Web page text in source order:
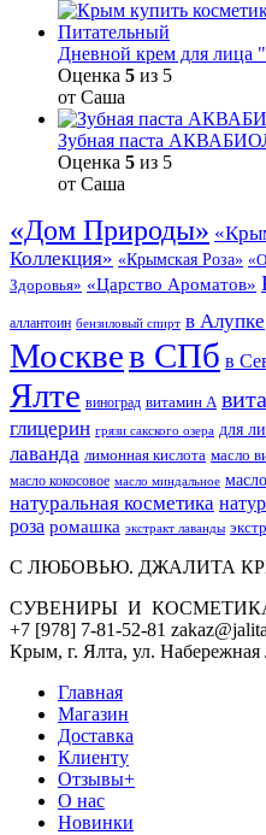
Дневной крем для лица
Оценка 5 из 5
от Саша
Зубная паста
Оценка 5 из 5
от Саша
«Дом Природы»
Коллекция» «Крымская Роза»
Здоровья» «Царство Ароматов»
аллантоин бензиловый спирт в Алупке
Москвев СПб в
Ялте виноград витамин А
глицерин грязи сакского озера для
лаванда лимонная кислота масло
масло кокосовое масло миндальное
натуральная косметика
роза ромашка экстракт лаванды
С ЛЮБОВЬЮ. ДЖАЛИТА
СУВЕНИРЫ И
+7 [978] 7-81-52-81
Крым, г. Ялта, ул. Набережная
Главная
Магазин
Доставка
Клиенту
Отзывы+
О нас
Новинки